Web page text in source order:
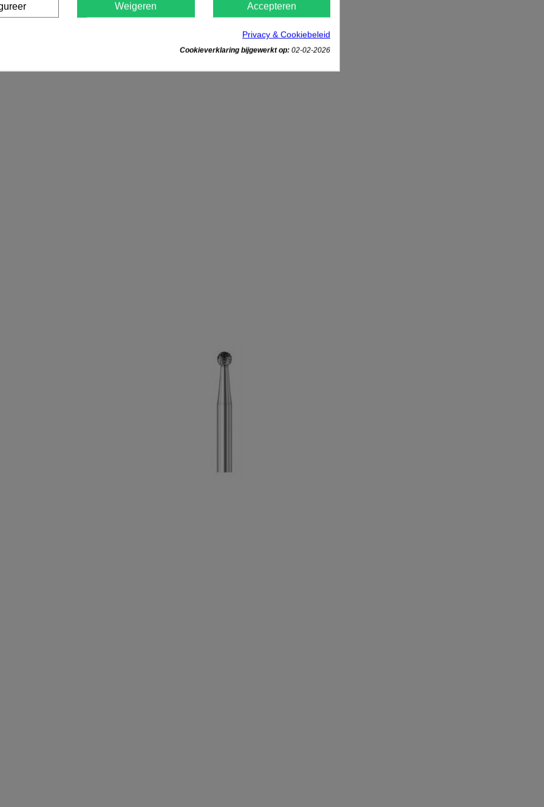
Weigeren Accepteren
Privacy & Cookiebeleid
Cookieverklaring bijgewerkt op: 02-02-2026